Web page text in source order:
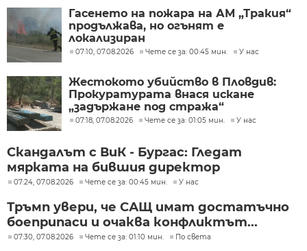
Гасенето на пожара на АМ „Тракия“
продължава, но огънят е
локализиран
07:10, 07.08.2026 Чете се за: 00:45 мин. У нас
Жестокото убийство в Пловдив:
Прокуратурата внася искане
„задържане под стража“
07:18, 07.08.2026 Чете се за: 01:05 мин. У нас
Скандалът с ВиК - Бургас: Гледат
мярката на бившия директор
07:24, 07.08.2026 Чете се за: 00:45 мин. У нас
Тръмп увери, че САЩ имат достатъчно
боеприпаси и очаква конфликтът...
07:30, 07.08.2026 Чете се за: 01:10 мин. По света